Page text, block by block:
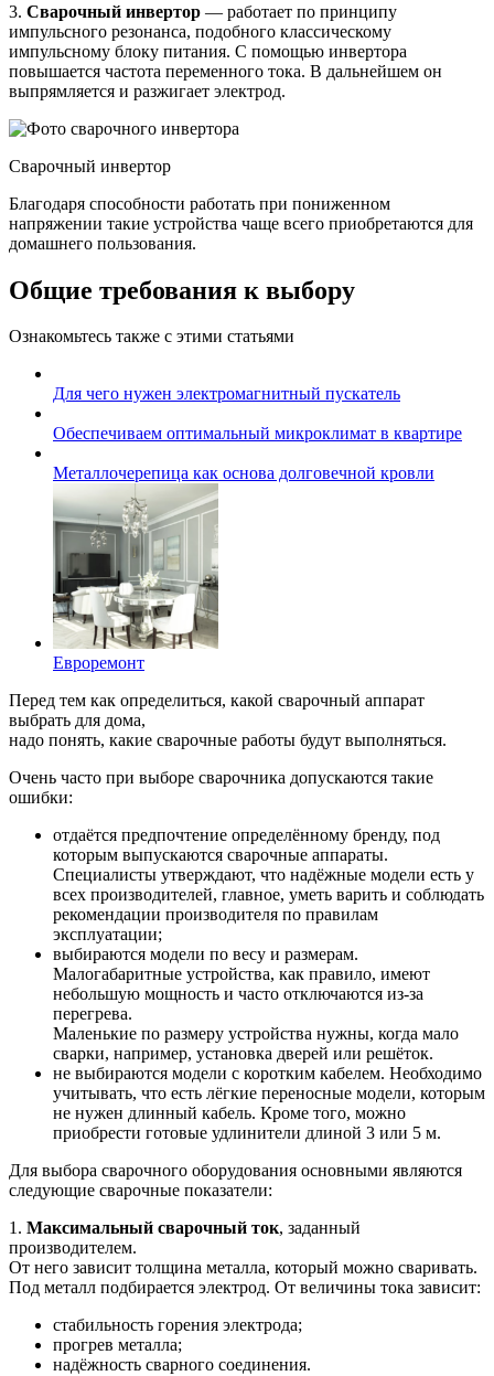
3. Сварочный инвертор ― работает по принципу
импульсного резонанса, подобного классическому
импульсному блоку питания. С помощью инвертора
повышается частота переменного тока. В дальнейшем он
выпрямляется и разжигает электрод.
Сварочный инвертор
Благодаря способности работать при пониженном
напряжении такие устройства чаще всего приобретаются для
домашнего пользования.
Общие требования к выбору
Ознакомьтесь также с этими статьями
Для чего нужен электромагнитный пускатель
Обеспечиваем оптимальный микроклимат в квартире
Металлочерепица как основа долговечной кровли
Евроремонт
Перед тем как определиться, какой сварочный аппарат
выбрать для дома,
надо понять, какие сварочные работы будут выполняться.
Очень часто при выборе сварочника допускаются такие
ошибки:
отдаётся предпочтение определённому бренду, под
которым выпускаются сварочные аппараты.
Специалисты утверждают, что надёжные модели есть у
всех производителей, главное, уметь варить и соблюдать
рекомендации производителя по правилам
эксплуатации;
выбираются модели по весу и размерам.
Малогабаритные устройства, как правило, имеют
небольшую мощность и часто отключаются из-за
перегрева.
Маленькие по размеру устройства нужны, когда мало
сварки, например, установка дверей или решёток.
не выбираются модели с коротким кабелем. Необходимо
учитывать, что есть лёгкие переносные модели, которым
не нужен длинный кабель. Кроме того, можно
приобрести готовые удлинители длиной 3 или 5 м.
Для выбора сварочного оборудования основными являются
следующие сварочные показатели:
1. Максимальный сварочный ток, заданный
производителем.
От него зависит толщина металла, который можно сваривать.
Под металл подбирается электрод. От величины тока зависит:
стабильность горения электрода;
прогрев металла;
надёжность сварного соединения.